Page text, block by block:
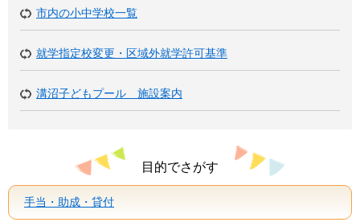
市内の小中学校一覧
就学指定校変更・区域外就学許可基準
溝沼子どもプール 施設案内
目的でさがす
手当・助成・貸付